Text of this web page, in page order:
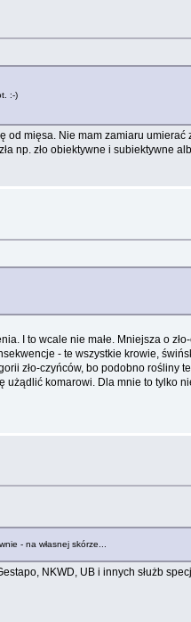
:-)
mięsa. Nie mam zamiaru
np. zło obiektywne i subiektywne
I to wcale nie małe. Mniejsza o
- te wszystkie krowie,
zło-czyńców, bo podobno
komarowi. Dla mnie to
- na własnej skórze...
NKWD, UB i innych służb